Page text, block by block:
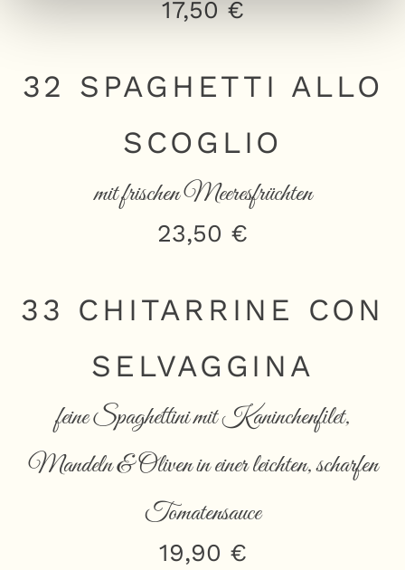
17,50 €
32 SPAGHETTI ALLO
SCOGLIO
mit frischen Meeresfrüchten
23,50 €
33 CHITARRINE CON
SELVAGGINA
feine Spaghettini mit Kaninchenfilet,
Mandeln & Oliven in einer leichten, scharfen
Tomatensauce
19,90 €